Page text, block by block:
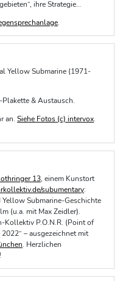
ihre Strategie…
.
Yellow Submarine (1971-
& Austausch.
an. Siehe Fotos (c) intervox.
13, einem Kunstort
subumentary:
Submarine-Geschichte
(u.a. mit Max Zeidler).
Kollektiv P.O.N.R. (Point of
– ausgezeichnet mit
. Herzlichen